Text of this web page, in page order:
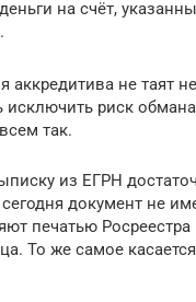
на счёт,
аккредитива не таят
риск
так.
из ЕГРН
документ не
печатью
То же самое